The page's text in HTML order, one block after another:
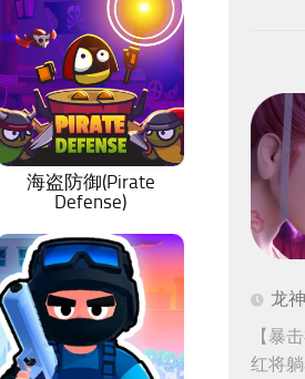
海盗防御(Pirate
Defense)
龙
【暴
红将